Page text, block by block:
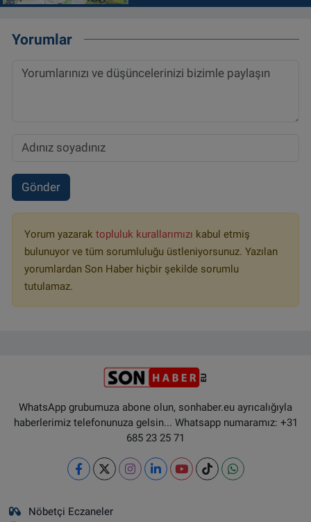
Yorumlar
Gönder
Yorum yazarak topluluk kurallarımızı kabul etmiş
bulunuyor ve tüm sorumluluğu üstleniyorsunuz. Yazılan
yorumlardan Son Haber hiçbir şekilde sorumlu
tutulamaz.
WhatsApp grubumuza abone olun, sonhaber.eu ayrıcalığıyla
haberlerimiz telefonunuza gelsin... Whatsapp numaramız: +31
685 23 25 71
Nöbetçi Eczaneler